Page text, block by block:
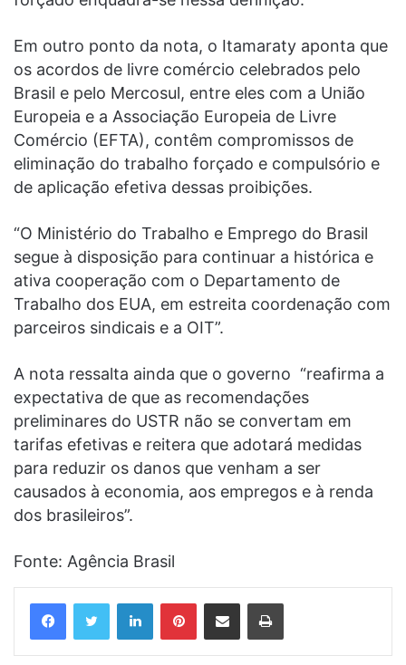
Em outro ponto da nota, o Itamaraty aponta que
os acordos de livre comércio celebrados pelo
Brasil e pelo Mercosul, entre eles com a União
Europeia e a Associação Europeia de Livre
Comércio (EFTA), contêm compromissos de
eliminação do trabalho forçado e compulsório e
de aplicação efetiva dessas proibições.
“O Ministério do Trabalho e Emprego do Brasil
segue à disposição para continuar a histórica e
ativa cooperação com o Departamento de
Trabalho dos EUA, em estreita coordenação com
parceiros sindicais e a OIT”.
A nota ressalta ainda que o governo “reafirma a
expectativa de que as recomendações
preliminares do USTR não se convertam em
tarifas efetivas e reitera que adotará medidas
para reduzir os danos que venham a ser
causados à economia, aos empregos e à renda
dos brasileiros”.
Fonte: Agência Brasil
LinkedinPinterestCompartilhar via e-mail Imprimir